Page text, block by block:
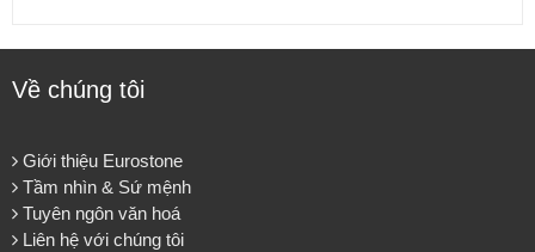
Về chúng tôi
Giới thiệu Eurostone
Tầm nhìn & Sứ mệnh
Tuyên ngôn văn hoá
Liên hệ với chúng tôi